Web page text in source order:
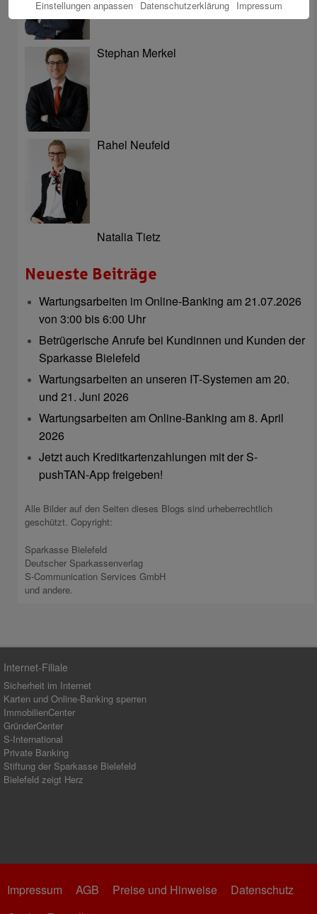
Stephan Merkel
Rahel Neufeld
Natalia Tietz
Neueste Beiträge
Wartungsarbeiten im Online-Banking am 21.07.2026
von 3:00 bis 6:00 Uhr
Betrügerische Anrufe bei Kundinnen und Kunden der
Sparkasse Bielefeld
Wartungsarbeiten an unseren IT-Systemen am 20.
und 21. Juni 2026
Wartungsarbeiten am Online-Banking am 8. April
2026
Jetzt auch Kreditkartenzahlungen mit der S-
pushTAN-App freigeben!
Alle Bilder auf den Seiten dieses Blogs sind urheberrechtlich
geschützt. Copyright:
Sparkasse Bielefeld
Deutscher Sparkassenverlag
S-Communication Services GmbH
und andere.
Internet-Filiale
Sicherheit im Internet
Karten und Online-Banking sperren
ImmobilienCenter
GründerCenter
S-International
Private Banking
Stiftung der Sparkasse Bielefeld
Bielefeld zeigt Herz
Impressum AGB Preise und Hinweise
Datenschutz
Einstellungen anpassen Datenschutzerklärung Impressum